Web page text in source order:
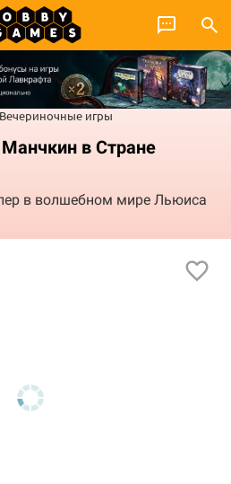
Вечериночные игры
в Стране
в волшебном мире Льюиса